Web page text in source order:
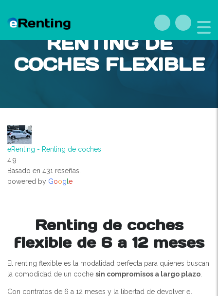
RENTING DE
COCHES FLEXIBLE
eRenting - Renting de coches
4.9
Basado en 431 reseñas.
powered by Google
Renting de coches
flexible de 6 a 12 meses
El renting flexible es la modalidad perfecta para quienes buscan
la comodidad de un coche sin compromisos a largo plazo
Con contratos de 6 a 12 meses y la libertad de devolver el